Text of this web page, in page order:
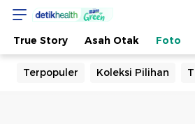
True Story Asah Otak Foto
Terpopuler Koleksi Pilihan